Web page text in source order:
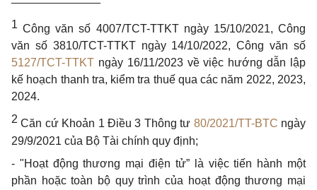
1 Công văn số 4007/TCT-TTKT ngày 15/10/2021, Công
văn số 3810/TCT-TTKT ngày 14/10/2022, Công văn số
5127/TCT-TTKT ngày 16/11/2023 về việc hướng dẫn l ập
kế hoạch thanh tra, kiểmtra thuế qua các năm 2022, 2023,
2024.
2 Căn cứ Khoản 1Điều 3 Thôngtư 80/2021/TT-BTC ngày
29/9/2021 của Bộ Tài chính quy định;
- "Hoạt động thương mại điện tử” là việctiến hành một
phần hoặc toàn bộ quy trình của hoạt động thương mại